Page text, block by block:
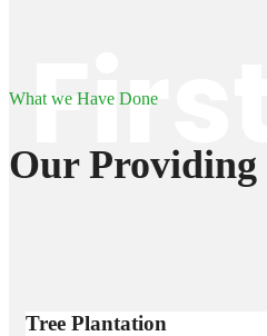
What we Have Done
Our Providing
Tree Plantation